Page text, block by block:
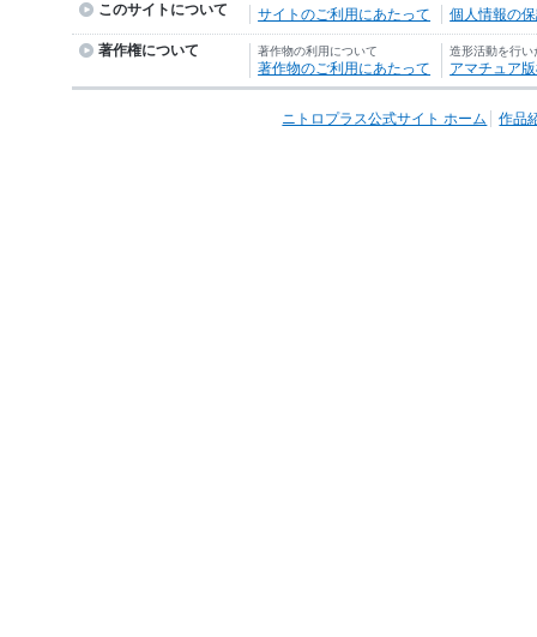
このサイトについて サイトのご利用にあたって 個人情報の
著作権について 著作物の利用について
著作物のご利用にあたって
造形活動を行い
アマチュア
ニトロプラス公式サイト ホーム 作品